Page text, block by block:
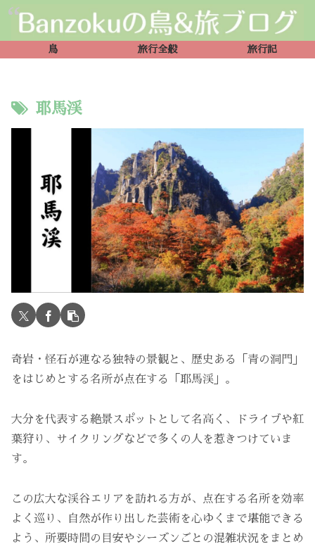
鳥 旅行全般 旅行記
耶馬渓
奇岩・怪石が連なる独特の景観と、歴史ある「青の洞門」
をはじめとする名所が点在する「耶馬渓」。
大分を代表する絶景スポットとして名高く、ドライブや紅
葉狩り、サイクリングなどで多くの人を惹きつけていま
す。
この広大な渓谷エリアを訪れる方が、点在する名所を効率
よく巡り、自然が作り出した芸術を心ゆくまで堪能できる
よう、所要時間の目安やシーズンごとの混雑状況をまとめ